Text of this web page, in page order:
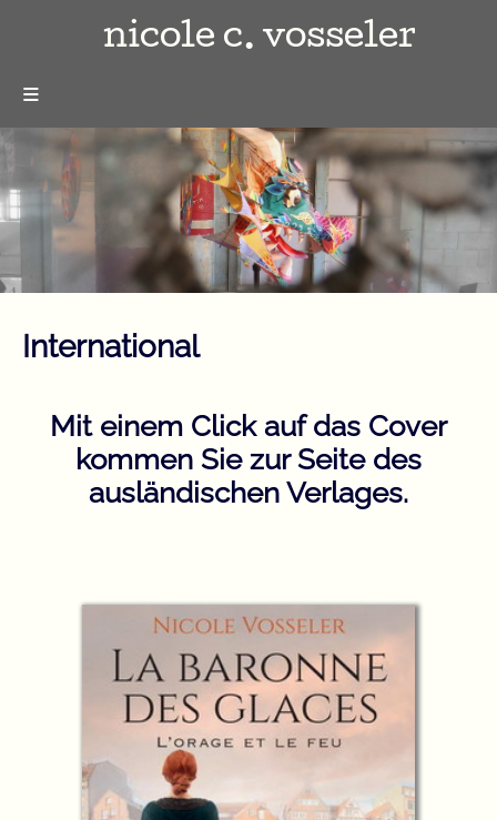
nicole c. vosseler
≡
International
Mit einem Click auf das Cover
kommen Sie zur Seite des
ausländischen Verlages.